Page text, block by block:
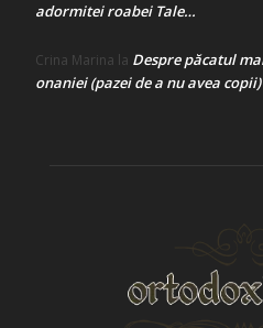
adormitei roabei Tale…
Crina Marina la Despre păcatul
onaniei (pazei de a nu avea copii)